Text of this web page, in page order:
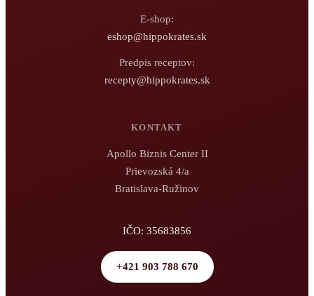
E-shop:
eshop@hippokrates.sk
Predpis receptov:
recepty@hippokrates.sk
KONTAKT
Apollo Biznis Center II
Prievozská 4/a
Bratislava-Ružinov
IČO: 35683856
+421 903 788 670